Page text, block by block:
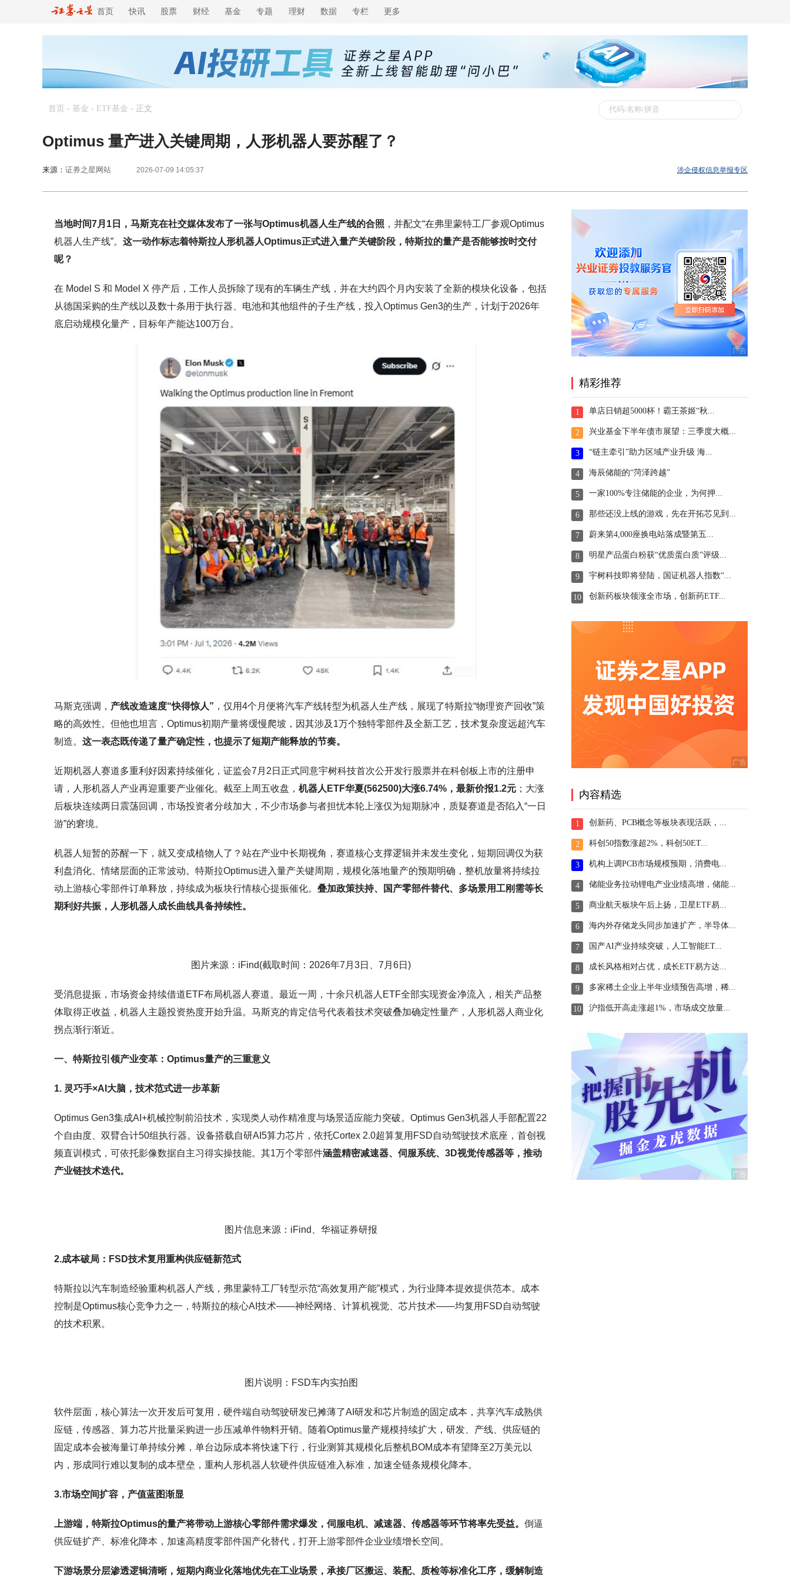
首页 快讯 股票 财经 基金 专题 理财 数据 专栏 更多
广告
首页 - 基金 - ETF基金 - 正文
Optimus 量产进入关键周期，人形机器人要苏醒了？
来源： 证券之星网站 2026-07-09 14:05:37 涉企侵权信息举报专区
当地时间7月1日，马斯克在社交媒体发布了一张与Optimus机器人生产线的合照 ，并配文“在弗里蒙特工厂参观Optimus
机器人生产线”。 这一动作标志着特斯拉人形机器人Optimus正式进入量产关键阶段，特斯拉的量产是否能够按时交付
呢？
在 Model S 和 Model X 停产后，工作人员拆除了现有的车辆生产线，并在大约四个月内安装了全新的模块化设备，包括
从德国采购的生产线以及数十条用于执行器、电池和其他组件的子生产线，投入Optimus Gen3的生产，计划于2026年
底启动规模化量产，目标年产能达100万台。
马斯克强调， 产线改造速度“快得惊人” ，仅用4个月便将汽车产线转型为机器人生产线，展现了特斯拉“物理资产回收”策
略的高效性。但他也坦言，Optimus初期产量将缓慢爬坡，因其涉及1万个独特零部件及全新工艺，技术复杂度远超汽车
制造。 这一表态既传递了量产确定性，也提示了短期产能释放的节奏。
近期机器人赛道多重利好因素持续催化，证监会7月2日正式同意宇树科技首次公开发行股票并在科创板上市的注册申
请，人形机器人产业再迎重要产业催化。截至上周五收盘， 机器人ETF华夏(562500)大涨6.74%，最新价报1.2元 ；大涨
后板块连续两日震荡回调，市场投资者分歧加大，不少市场参与者担忧本轮上涨仅为短期脉冲，质疑赛道是否陷入“一日
游”的窘境。
机器人短暂的苏醒一下，就又变成植物人了？站在产业中长期视角，赛道核心支撑逻辑并未发生变化，短期回调仅为获
利盘消化、情绪层面的正常波动。特斯拉Optimus进入量产关键周期，规模化落地量产的预期明确，整机放量将持续拉
动上游核心零部件订单释放，持续成为板块行情核心提振催化。 叠加政策扶持、国产零部件替代、多场景用工刚需等长
期利好共振，人形机器人成长曲线具备持续性。
图片来源：iFind(截取时间：2026年7月3日、7月6日)
受消息提振，市场资金持续借道ETF布局机器人赛道。最近一周，十余只机器人ETF全部实现资金净流入，相关产品整
体取得正收益，机器人主题投资热度开始升温。马斯克的肯定信号代表着技术突破叠加确定性量产，人形机器人商业化
拐点渐行渐近。
一、特斯拉引领产业变革：Optimus量产的三重意义
1. 灵巧手×AI大脑，技术范式进一步革新
Optimus Gen3集成AI+机械控制前沿技术，实现类人动作精准度与场景适应能力突破。Optimus Gen3机器人手部配置22
个自由度、双臂合计50组执行器。设备搭载自研AI5算力芯片，依托Cortex 2.0超算复用FSD自动驾驶技术底座，首创视
频直训模式，可依托影像数据自主习得实操技能。其1万个零部件涵盖精密减速器、伺服系统、3D视觉传感器等，推动
产业链技术迭代。
图片信息来源：iFind、华福证券研报
2.成本破局：FSD技术复用重构供应链新范式
特斯拉以汽车制造经验重构机器人产线，弗里蒙特工厂转型示范“高效复用产能”模式，为行业降本提效提供范本。成本
控制是Optimus核心竞争力之一，特斯拉的核心AI技术——神经网络、计算机视觉、芯片技术——均复用FSD自动驾驶
的技术积累。
图片说明：FSD车内实拍图
软件层面，核心算法一次开发后可复用，硬件端自动驾驶研发已摊薄了AI研发和芯片制造的固定成本，共享汽车成熟供
应链，传感器、算力芯片批量采购进一步压减单件物料开销。随着Optimus量产规模持续扩大，研发、产线、供应链的
固定成本会被海量订单持续分摊，单台边际成本将快速下行，行业测算其规模化后整机BOM成本有望降至2万美元以
内，形成同行难以复制的成本壁垒，重构人形机器人软硬件供应链准入标准，加速全链条规模化降本。
3.市场空间扩容，产值蓝图渐显
上游端，特斯拉Optimus的量产将带动上游核心零部件需求爆发，伺服电机、减速器、传感器等环节将率先受益。 倒逼
供应链扩产、标准化降本，加速高精度零部件国产化替代，打开上游零部件企业业绩增长空间。
下游场景分层渗透逻辑清晰，短期内商业化落地优先在工业场景，承接厂区搬运、装配、质检等标准化工序，缓解制造
精彩推荐
1 单店日销超5000杯！霸王茶姬“秋...
2 兴业基金下半年债市展望：三季度大概...
3 “链主牵引”助力区域产业升级 海...
4 海辰储能的“菏泽跨越”
5 一家100%专注储能的企业，为何押...
6 那些还没上线的游戏，先在开拓芯见到...
7 蔚来第4,000座换电站落成暨第五...
8 明星产品蛋白粉获“优质蛋白质”评级...
9 宇树科技即将登陆，国证机器人指数“...
10 创新药板块领涨全市场，创新药ETF...
内容精选
1 创新药、PCB概念等板块表现活跃，...
2 科创50指数涨超2%，科创50ET...
3 机构上调PCB市场规模预期，消费电...
4 储能业务拉动锂电产业业绩高增，储能...
5 商业航天板块午后上扬，卫星ETF易...
6 海内外存储龙头同步加速扩产，半导体...
7 国产AI产业持续突破，人工智能ET...
8 成长风格相对占优，成长ETF易方达...
9 多家稀土企业上半年业绩预告高增，稀...
10 沪指低开高走涨超1%，市场成交放量...